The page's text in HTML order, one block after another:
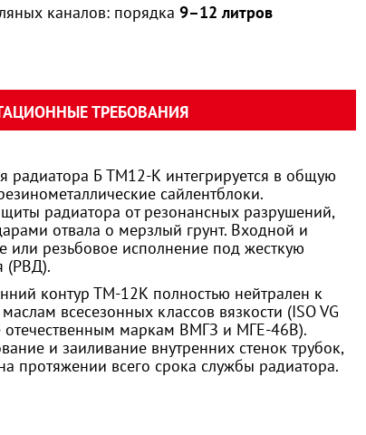
каналов: порядка 9–12 литров
ТРЕБОВАНИЯ
радиатора Б ТМ12-К интегрируется в общую
сайлентблоки.
радиатора от резонансных разрушений,
отвала о мерзлый грунт. Входной и
резьбовое исполнение под жесткую
(РВД).
контур ТМ-12К полностью нейтрален к
всесезонных классов вязкости (ISO VG
отечественным маркам ВМГЗ и МГЕ-46В).
и заиливание внутренних стенок трубок,
протяжении всего срока службы радиатора.